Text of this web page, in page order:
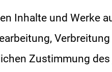
Inhalte und Werke
Zustimmung